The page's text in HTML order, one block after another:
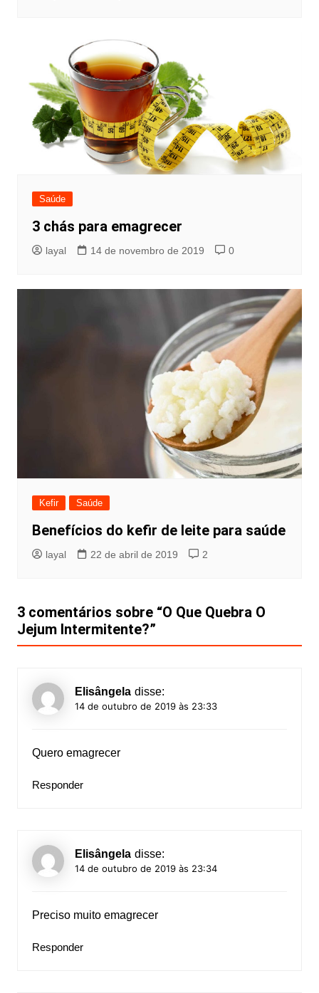
Saúde
3 chás para emagrecer
layal 14 de novembro de 2019 0
Kefir Saúde
Benefícios do kefir de leite para saúde
layal 22 de abril de 2019 2
3 comentários sobre “O Que Quebra O
Jejum Intermitente?”
Elisângela disse:
14 de outubro de 2019 às 23:33
Quero emagrecer
Responder
Elisângela disse:
14 de outubro de 2019 às 23:34
Preciso muito emagrecer
Responder